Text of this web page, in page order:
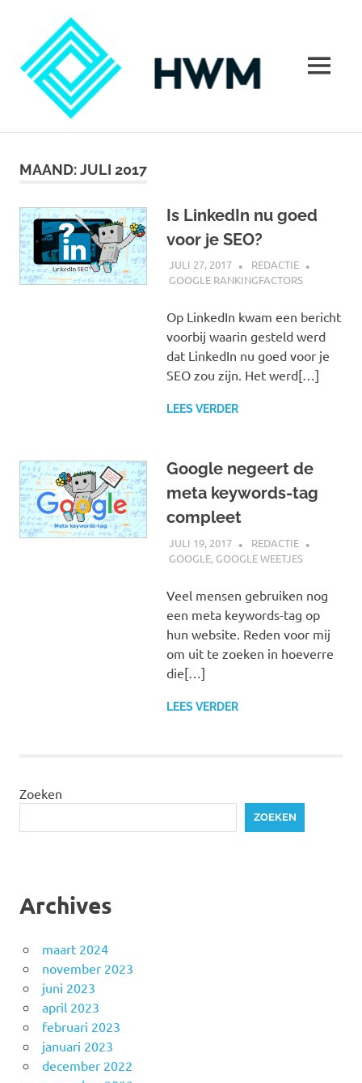
inhoud
Alles
marketing
MENU
MAAND:JULI 2017
Is LinkedIn nu goed
voor je SEO?
JULI 27, 2017
REDACTIE
GOOGLE RANKINGFACTORS
Op LinkedIn kwam een bericht
voorbij waarin gesteld werd
dat LinkedIn nu goed voor je
SEO zou zijn. Het werd[…]
LEES VERDER
Google negeert de
meta keywords-tag
compleet
JULI 19, 2017
REDACTIE
GOOGLE, GOOGLE WEETJES
Veel mensen gebruiken nog
een meta keywords-tag op
hun website. Reden voor mij
om uit te zoeken in hoeverre
die[…]
LEES VERDER
Zoeken
ZOEKEN
Archives
maart 2024
november 2023
juni 2023
april 2023
februari 2023
januari 2023
december 2022